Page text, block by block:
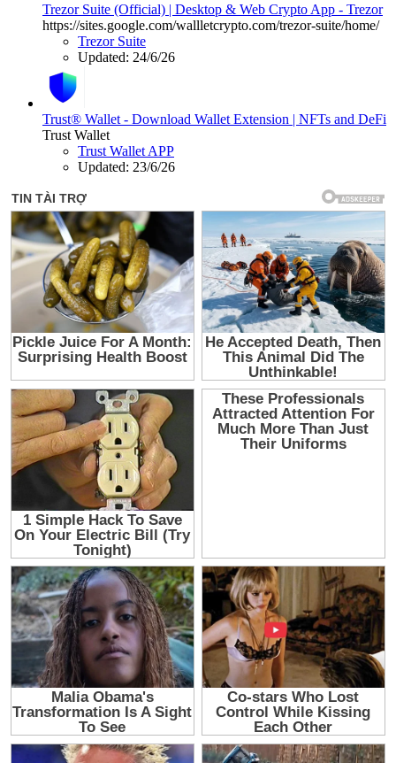
Trezor Suite (Official) | Desktop & Web Crypto App - Trezor
https://sites.google.com/wallletcrypto.com/trezor-suite/home/
Trezor Suite
Updated: 24/6/26
Trust® Wallet - Download Wallet Extension | NFTs and DeFi
Trust Wallet
Trust Wallet APP
Updated: 23/6/26